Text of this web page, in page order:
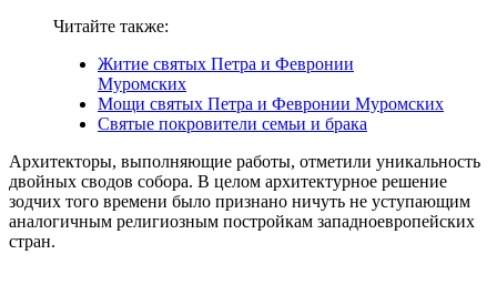
Читайте также:
Житие святых Петра и Февронии
Муромских
Мощи святых Петра и Февронии Муромских
Святые покровители семьи и брака
Архитекторы, выполняющие работы, отметили уникальность
двойных сводов собора. В целом архитектурное решение
зодчих того времени было признано ничуть не уступающим
аналогичным религиозным постройкам западноевропейских
стран.